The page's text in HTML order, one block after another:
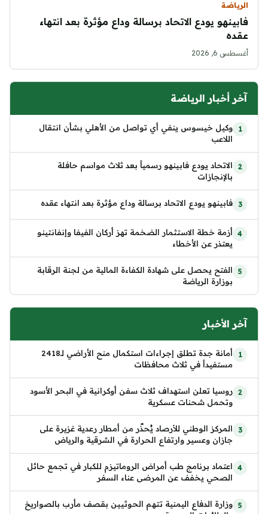
الرياضة
فابينهو يودع الاتحاد برسالة وداع مؤثرة بعد انتهاء
عقده
أغسطس 6, 2026
آخر أخبار الرياضة
وكيل خيسوس ينفي أي تواصل من الأهلي بشأن انتقال
اللاعب
الاتحاد يودع فابينهو رسمياً بعد ثلاث مواسم حافلة
بالإنجازات
فابينهو يودع الاتحاد برسالة وداع مؤثرة بعد انتهاء عقده
أزمة خطة الاستثمار الضخمة تهز أركان الفيفا وإنفانتينو
يعتذر عن الأخطاء
الفتح يحصل على شهادة الكفاءة المالية من لجنة الرقابة
بوزارة الرياضة
آخر الأخبار
أمانة جدة تطلق إجراءات استكمال منح الأراضي لـ2418
مستفيداً في ثلاث محافظات
روسيا تعلن استهداف ثلاث سفن أوكرانية في البحر الأسود
وتحمل شحنات عسكرية
المركز الوطني للأرصاد يُحذّر من أمطار رعدية غزيرة على
جازان وعسير وارتفاع الحرارة في الشرقية والرياض
اعتماد برنامج طب أمراض الروماتيزم للكبار في تجمع حائل
الصحي يخفف عن المرضى عناء السفر
وزارة الدفاع اليمنية تتهم الحوثيين بقصف مأرب بالصواريخ